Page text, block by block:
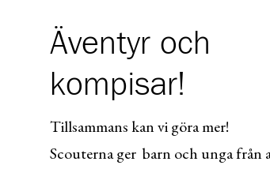
Äventyr och
kompisar!
Tillsammans kan vi göra mer!
Scouterna ger barn och unga från